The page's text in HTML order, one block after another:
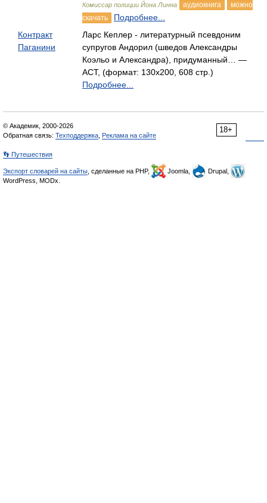
Комиссар полиции Йона Линна аудиокнига
можно
скачать
Подробнее...
Контракт
Паганини
Ларс Кеплер - литературный псевдоним
супругов Андорил (шведов Александры
Коэльо и Александра), придуманный… —
АСТ, (формат: 130x200, 608 стр.)
Подробнее...
18+
© Академик, 2000-2026
Обратная связь: Техподдержка Реклама на сайте
👣 Путешествия
Экспорт словарей на сайты , сделанные на PHP, Joomla,
Drupal,
WordPress, MODx.